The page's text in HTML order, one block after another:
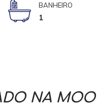
BANHEIRO
1
NA